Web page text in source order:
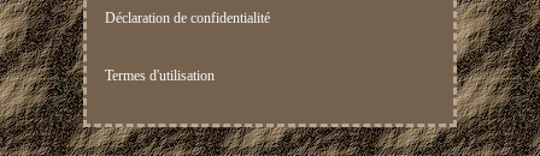
Déclaration de confidentialité
Termes d'utilisation